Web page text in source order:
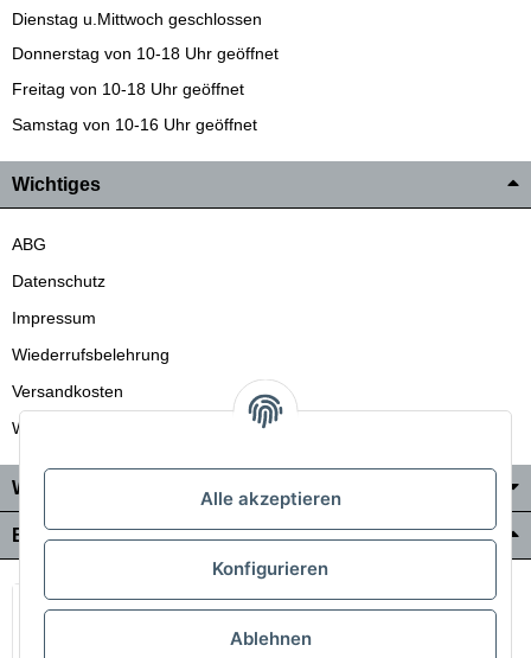
Dienstag u.Mittwoch geschlossen
Donnerstag von 10-18 Uhr geöffnet
Freitag von 10-18 Uhr geöffnet
Samstag von 10-16 Uhr geöffnet
Wichtiges
ABG
Datenschutz
Impressum
Wiederrufsbelehrung
Versandkosten
Wir liefern auch in die Schweiz
Wo Sie uns finden
Bezahlung & Versand
Alle akzeptieren
Konfigurieren
Ablehnen